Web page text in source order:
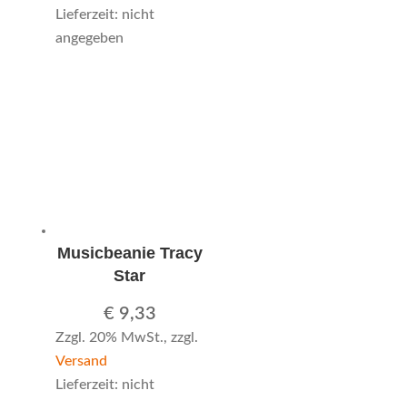
Lieferzeit: nicht
angegeben
Musicbeanie Tracy
Star
€ 9,33
Zzgl. 20% MwSt., zzgl.
Versand
Lieferzeit: nicht